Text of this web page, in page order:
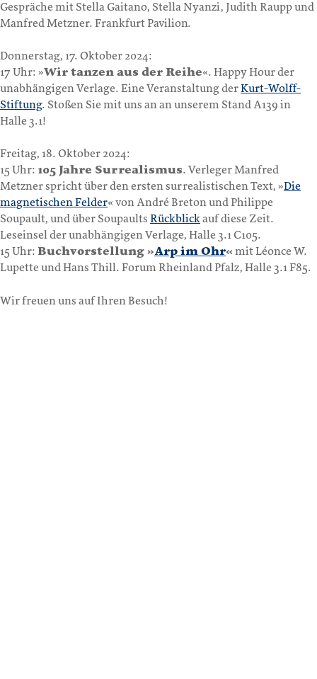
Gespräche mit Stella Gaitano, Stella Nyanzi, Judith Raupp und
Manfred Metzner. Frankfurt Pavilion.
Donnerstag, 17. Oktober 2024:
17 Uhr: »Wir tanzen aus der Reihe«. Happy Hour der
unabhängigen Verlage. Eine Veranstaltung derKurt-Wolff-
Stiftung. Stoßen Sie mit uns an an unserem Stand A139 in
Halle 3.1!
Freitag, 18. Oktober 2024:
15 Uhr: 105 Jahre Surrealismus. Verleger Manfred
Metzner spricht über den ersten surrealistischen Text, »Die
magnetischen Felder« von André Breton und Philippe
Soupault, und über Soupaults Rückblickauf diese Zeit.
Leseinsel der unabhängigen Verlage, Halle 3.1 C105.
15 Uhr: Buchvorstellung »Arp im Ohr« mit Léonce W.
Lupette und Hans Thill. Forum Rheinland Pfalz, Halle 3.1 F85.
Wir freuen uns auf Ihren Besuch!